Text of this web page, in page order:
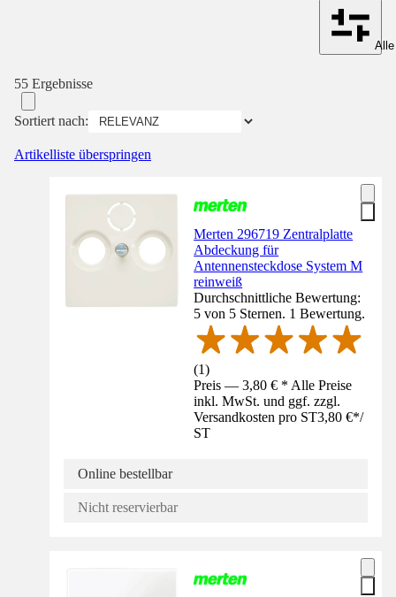
55 Ergebnisse
Sortiert nach:
Artikelliste überspringen
Merten 296719 Zentralplatte
Abdeckung für
Antennensteckdose System M
reinweiß
Durchschnittliche Bewertung:
5 von 5 Sternen. 1 Bewertung.
(1)
Preis — 3,80 € * Alle Preise
inkl. MwSt. und ggf. zzgl.
Versandkosten pro ST3,80 €*/
ST
Online bestellbar
Nicht reservierbar